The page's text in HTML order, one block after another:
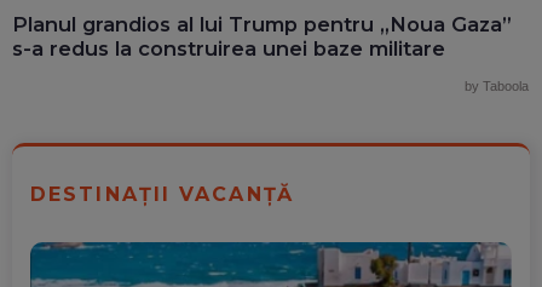
Planul grandios al lui Trump pentru „Noua Gaza”
s-a redus la construirea unei baze militare
by Taboola
DESTINAȚII VACANȚĂ